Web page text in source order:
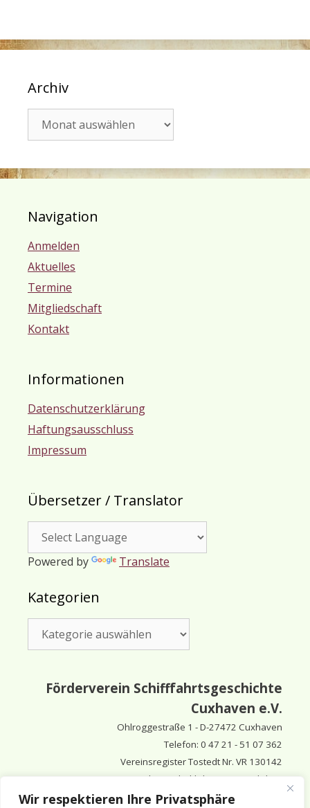
Wir respektieren Ihre Privatsphäre
Archiv
Navigation
Anmelden
Aktuelles
Termine
Mitgliedschaft
Kontakt
Informationen
Datenschutzerklärung
Haftungsausschluss
Impressum
Übersetzer / Translator
Powered by Translate
Kategorien
Förderverein Schifffahrtsgeschichte
Cuxhaven e.V.
Ohlroggestraße 1 - D-27472 Cuxhaven
Telefon: 0 47 21 - 51 07 362
Vereinsregister Tostedt Nr. VR 130142
Vorsitzender & inhaltlich Verantwortlicher:
Horst Huthsfeldt